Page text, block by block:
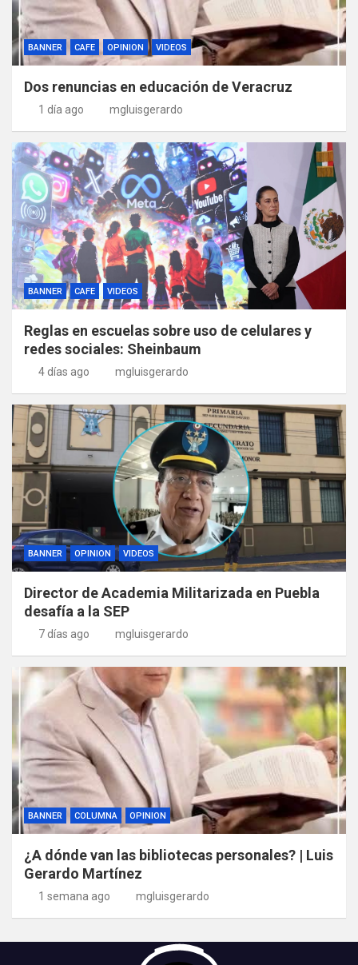
BANNER CAFE OPINION VIDEOS
Dos renuncias en educación de Veracruz
1 día ago mgluisgerardo
BANNER CAFE VIDEOS
Reglas en escuelas sobre uso de celulares y
redes sociales: Sheinbaum
4 días ago mgluisgerardo
BANNER OPINION VIDEOS
Director de Academia Militarizada en Puebla
desafía a la SEP
7 días ago mgluisgerardo
BANNER COLUMNA OPINION
¿A dónde van las bibliotecas personales? | Luis
Gerardo Martínez
1 semana ago mgluisgerardo